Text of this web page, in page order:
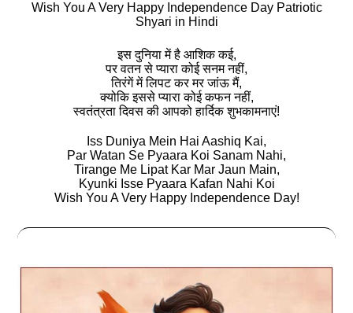
Wish You A Very Happy Independence Day Patriotic
Shyari in Hindi
इस दुनिया में है आशिक कई,
पर वतन से प्‍यारा कोई सनम नहीं,
तिरंगें में लिपट कर मर जांऊ मैं,
क्‍योकि इससे प्‍यारा कोई कफन नहीं,
स्‍वतंत्रता दिवस की आपको हार्दिक शुभकामनाएं!
Iss Duniya Mein Hai Aashiq Kai,
Par Watan Se Pyaara Koi Sanam Nahi,
Tirange Me Lipat Kar Mar Jaun Main,
Kyunki Isse Pyaara Kafan Nahi Koi
Wish You A Very Happy Independence Day!